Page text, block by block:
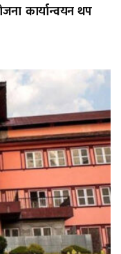
कार्यान्वयन थप